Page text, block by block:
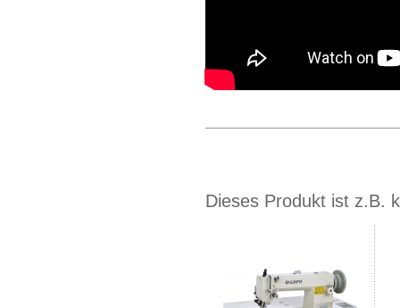
Dieses Produkt ist z.B.